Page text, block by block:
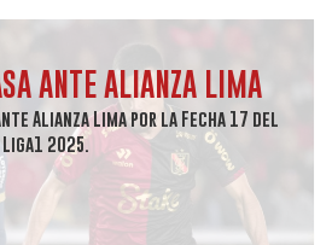
ANTE ALIANZA LIMA
Alianza Lima por la Fecha 17 del
2025.